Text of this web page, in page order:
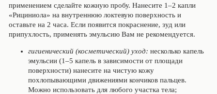
применением сделайте кожную пробу. Нанесите 1–2 капли
«Рициниола» на внутреннюю локтевую поверхность и
оставьте на 2 часа. Если появится покраснение, зуд или
припухлость, применять эмульсию Вам не рекомендуется.
гигиенический (косметический) уход: несколько капель
эмульсии (1–5 капель в зависимости от площади
поверхности) нанесите на чистую кожу
похлопывающими движениями кончиков пальцев.
Можно использовать для любого участка тела;